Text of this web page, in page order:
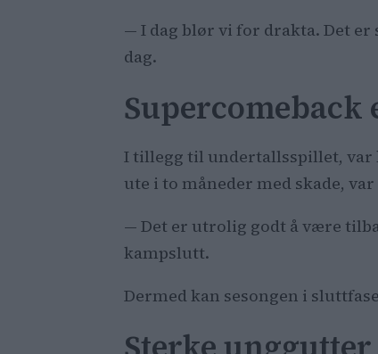
— I dag blør vi for drakta. Det er
dag.
Supercomeback
I tillegg til undertallsspillet, var
ute i to måneder med skade,
— Det er utrolig godt å være
kampslutt.
Dermed kan sesongen i